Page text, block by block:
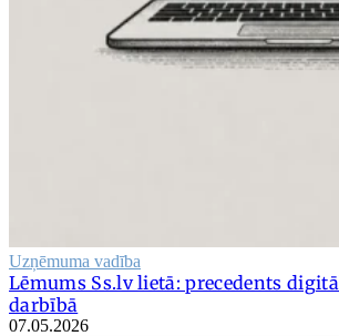
Uzņēmuma vadība
Lēmums Ss.lv lietā: precedents
darbībā
07.05.2026